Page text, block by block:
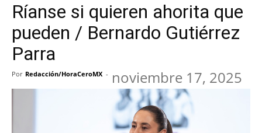
Ríanse si quieren ahorita que
pueden / Bernardo Gutiérrez
Parra
Por Redacción/HoraCeroMX - noviembre 17, 2025